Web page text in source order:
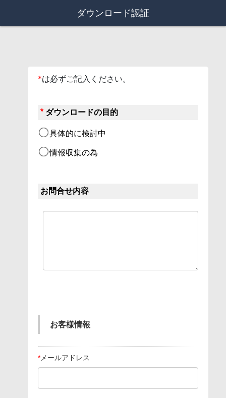
ダウンロード認証
*は必ずご記入ください。
* ダウンロードの目的
具体的に検討中
情報収集の為
お問合せ内容
お客様情報
* メールアドレス